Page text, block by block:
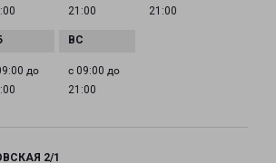
21:00
21:00
до
с 09:00 до
21:00
2/1